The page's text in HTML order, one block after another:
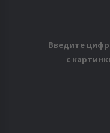
Введите
с